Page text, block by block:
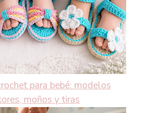
para bebé: modelos
moños y tiras